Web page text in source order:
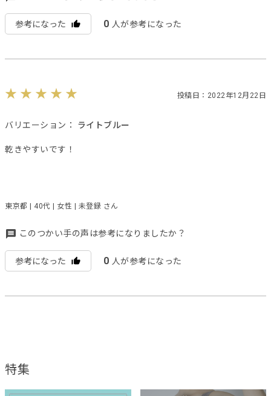
参考になった 0 人が参考になった
投稿日：2022年12月22日
バリエーション： ライトブルー
乾きやすいです！
東京都 | 40代 | 女性 | 未登録 さん
このつかい手の声は参考になりましたか？
参考になった 0 人が参考になった
特集